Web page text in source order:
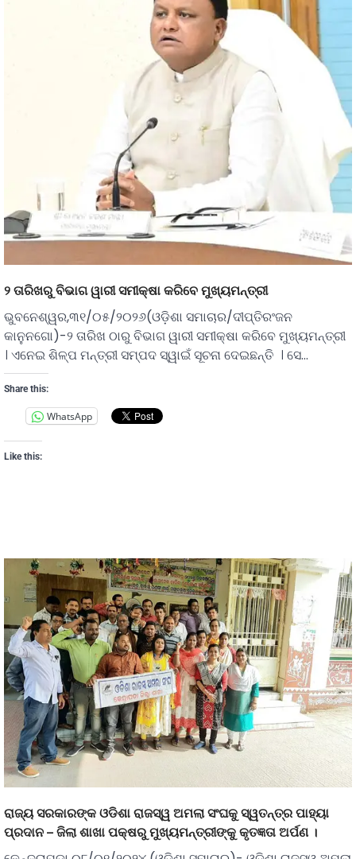
୨ ତାରିଖରୁ ବିଭାଗ ୱାରୀ ସମୀକ୍ଷା କରିବେ ମୁଖ୍ୟମନ୍ତ୍ରୀ
ଭୁବନେଶ୍ୱର,୩୧/୦୫/୨୦୨୬(ଓଡ଼ିଶା ସମାଚାର/ଦୀପ୍ତିରଂଜନ
କାନୁନଗୋ)-୨ ତାରିଖ ଠାରୁ ବିଭାଗ ୱାରୀ ସମୀକ୍ଷା କରିବେ ମୁଖ୍ୟମନ୍ତ୍ରୀ
। ଏନେଇ ଶିଳ୍ପ ମନ୍ତ୍ରୀ ସମ୍ପଦ ସ୍ୱାଇଁ ସୂଚନା ଦେଇଛନ୍ତି । ସେ…
Share this:
WhatsApp
Like this:
ରାଜ୍ୟ ସରକାରଙ୍କ ଓଡିଶା ରାଜସ୍ୱ ଅମଲା ସଂଘକୁ ସ୍ୱତନ୍ତ୍ର ପାହ୍ୟା
ପ୍ରଦାନ – ଜିଲା ଶାଖା ପକ୍ଷରୁ ମୁଖ୍ୟମନ୍ତ୍ରୀଙ୍କୁ କୃତଜ୍ଞତା ଅର୍ପଣ ।